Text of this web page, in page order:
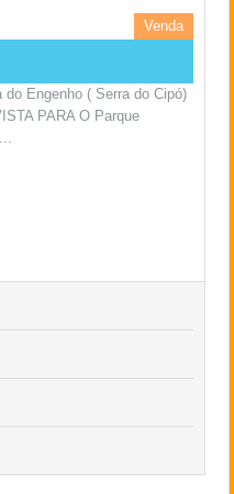
Venda
Engenho ( Serra do Cipó)
PARA O Parque